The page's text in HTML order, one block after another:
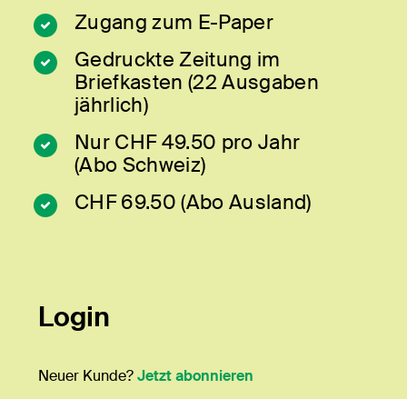
Zugang zum E-Paper
Gedruckte Zeitung im
Briefkasten (22 Ausgaben
jährlich)
Nur CHF 49.50 pro Jahr
(Abo Schweiz)
CHF 69.50 (Abo Ausland)
Login
Neuer Kunde?Jetzt abonnieren